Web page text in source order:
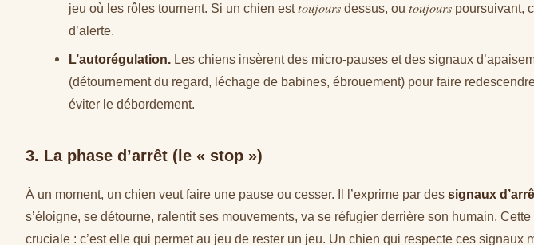
jeu où les rôles tournent. Si un chien esttoujours dessus, outoujours poursuivant,
d’alerte.
L’autorégulation. Les chiens insèrent des micro-pauses et des signaux
(détournement du regard, léchage de babines, ébrouement) pour faire
éviter le débordement.
3. La phase d’arrêt (le « stop »)
À un moment, un chien veut faire une pause ou cesser. Il l’exprime par des signaux
s’éloigne, se détourne, ralentit ses mouvements, va se réfugier derrière son humain.
cruciale : c’est elle qui permet au jeu de rester un jeu. Un chien qui respecte ces signaux